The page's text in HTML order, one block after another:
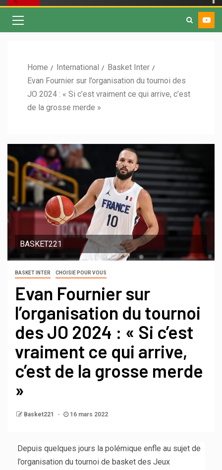
Home International
Basket Inter
Evan Fournier sur l’organisation du tournoi des
JO 2024 : « Si c’est vraiment ce qui arrive, c’est
de la grosse merde »
BASKET221
BASKET INTER CHOISIE POUR VOUS
Evan Fournier sur
l’organisation du tournoi
des JO 2024 : « Si c’est
vraiment ce qui arrive,
c’est de la grosse merde
»
Basket221 16 mars 2022
Depuis quelques jours la polémique enfle au sujet de
l’organisation du tournoi de basket des Jeux